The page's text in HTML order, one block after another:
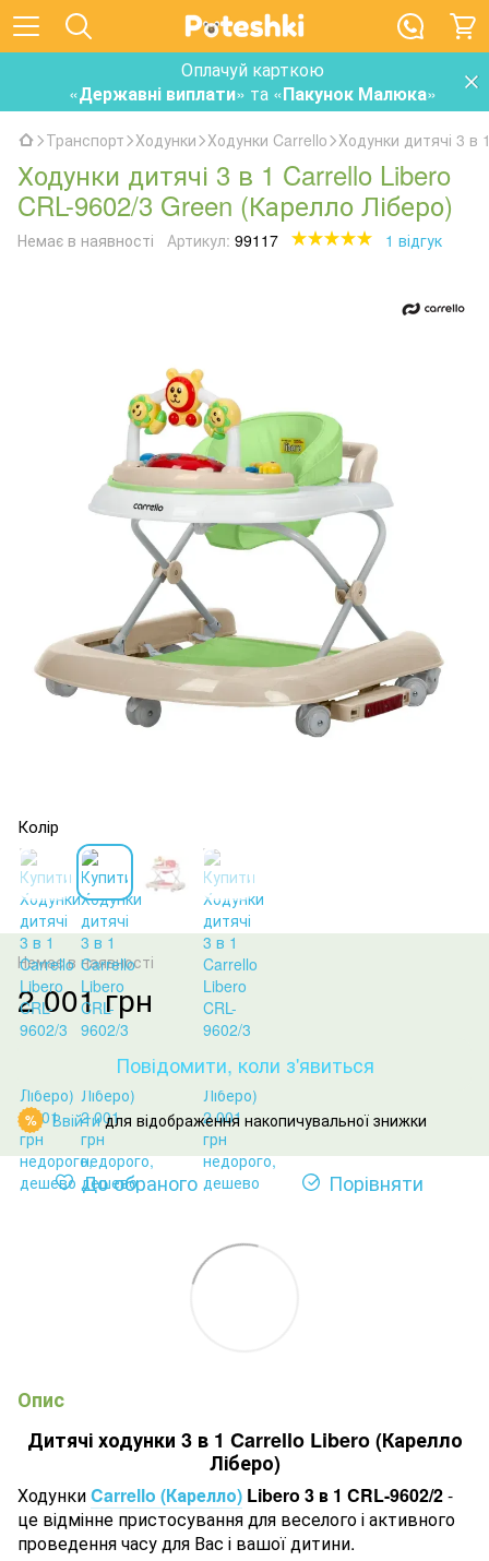
Оплачуй карткою
«Державні виплати» та «Пакунок Малюка»
Транспорт Ходунки Ходунки Carrello Ходунки дитячі 3 в
Ходунки дитячі 3 в 1 Carrello Libero
CRL-9602/3 Green (Карелло Ліберо)
Немає в наявності Артикул: 99117 1 відгук
Колір
Немає в наявності
2 001 грн
Повідомити, коли з'явиться
% Ввійтидля відображення накопичувальної знижки
До обраного Порівняти
Опис
Дитячі ходунки 3 в 1 Carrello Libero (Карелло
Ліберо)
ХодункиCarrello (Карелло) Libero 3 в 1 CRL-9602/2-
це відмінне пристосування для веселого і активного
проведення часу для Вас і вашої дитини.